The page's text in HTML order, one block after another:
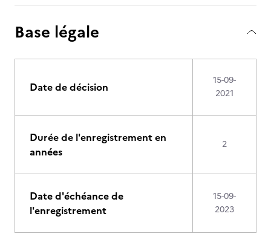
Base légale
Date de décision
15-09-
2021
Durée de l'enregistrement en
années
2
Date d'échéance de
l'enregistrement
15-09-
2023